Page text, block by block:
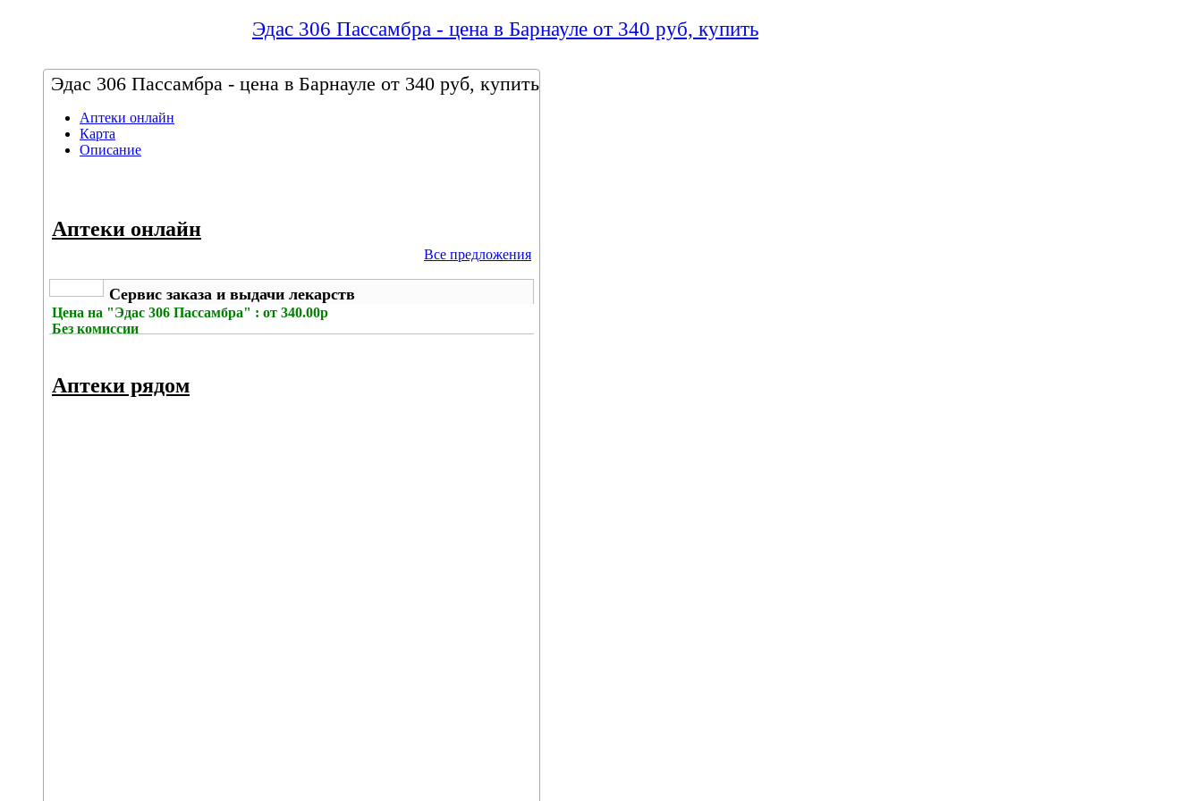
Эдас 306 Пассамбра - цена в Барнауле от 340 руб, купить
Эдас 306 Пассамбра - цена в Барнауле от 340 руб, купить
Аптеки онлайн
Карта
Описание
Аптеки онлайн
Все предложения
Сервис заказа и выдачи лекарств
Цена на "Эдас 306 Пассамбра" : от 340.00р
Без комиссии
Аптеки рядом